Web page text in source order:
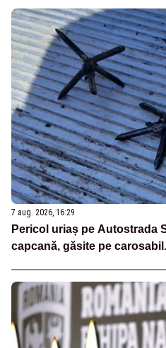
7 aug. 2026, 16:29
Pericol uriaș pe Autostrada
capcană, găsite pe